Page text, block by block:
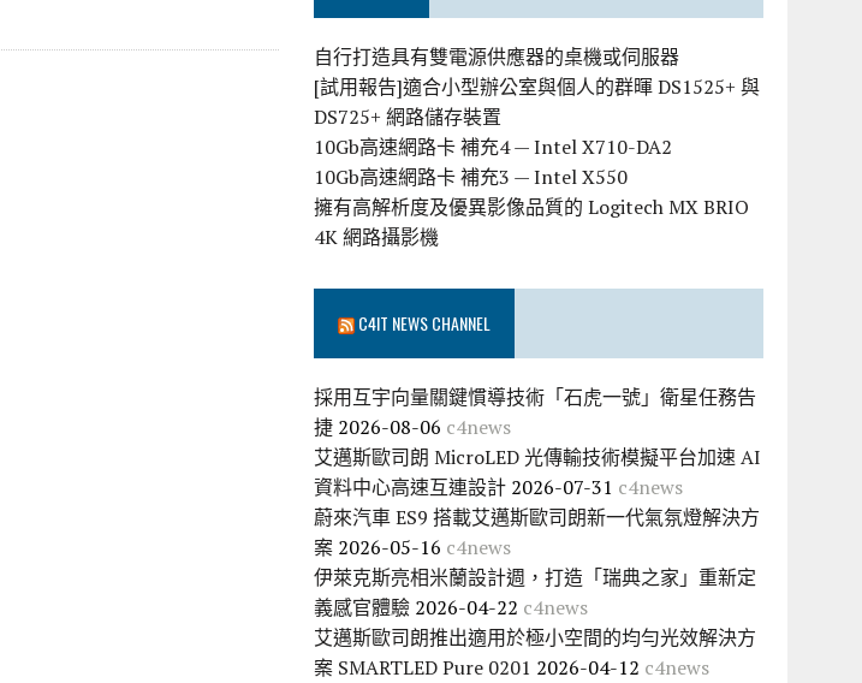
自行打造具有雙電源供應器的桌機或伺服器
[試用報告]適合小型辦公室與個人的群暉 DS1525+ 與
DS725+ 網路儲存裝置
10Gb高速網路卡 補充4 — Intel X710-DA2
10Gb高速網路卡 補充3 — Intel X550
擁有高解析度及優異影像品質的 Logitech MX BRIO
4K 網路攝影機
C4IT NEWS CHANNEL
採用互宇向量關鍵慣導技術「石虎一號」衛星任務告
捷 2026-08-06 c4news
艾邁斯歐司朗 MicroLED 光傳輸技術模擬平台加速 AI
資料中心高速互連設計 2026-07-31 c4news
蔚來汽車 ES9 搭載艾邁斯歐司朗新一代氣氛燈解決方
案 2026-05-16 c4news
伊萊克斯亮相米蘭設計週，打造「瑞典之家」重新定
義感官體驗 2026-04-22 c4news
艾邁斯歐司朗推出適用於極小空間的均勻光效解決方
案 SMARTLED Pure 0201 2026-04-12 c4news